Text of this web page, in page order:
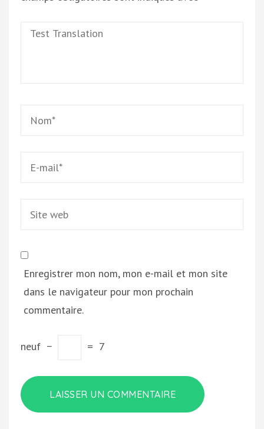
Test
Enregistrer mon nom, mon e-mail et mon site
dans le navigateur pour mon prochain
commentaire.
neuf − = 7